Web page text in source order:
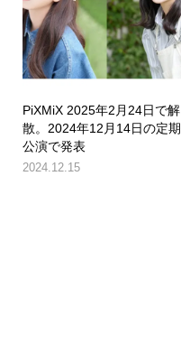
PiXMiX 2025年2月24日で解
散。2024年12月14日の定期
公演で発表
2024.12.15